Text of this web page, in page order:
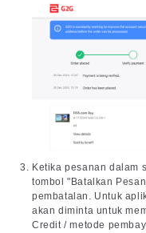
Ketika pesanan dalam
tombol "Batalkan
pembatalan. Untuk
akan diminta untuk
Credit / metode